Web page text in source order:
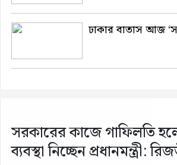
ঢাকার বাতাস আজ
সরকারের কাজে গাফিলতি
ব্যবস্থা নিচ্ছেন প্রধানমন্ত্রী: